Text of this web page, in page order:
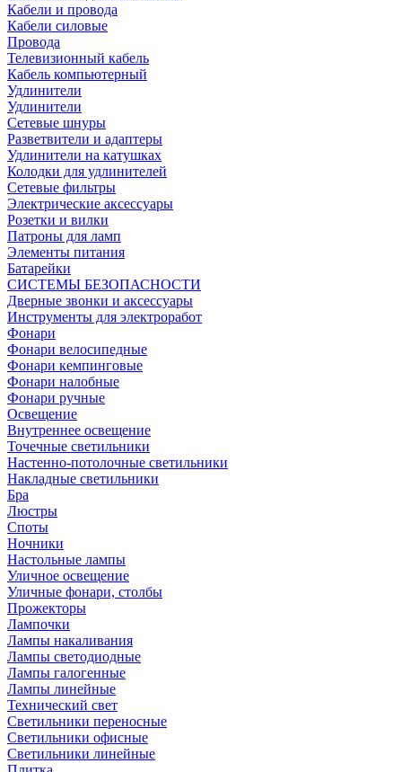
Кабели и провода
Кабели силовые
Провода
Телевизионный кабель
Кабель компьютерный
Удлинители
Удлинители
Сетевые шнуры
Разветвители и адаптеры
Удлинители на катушках
Колодки для удлинителей
Сетевые фильтры
Электрические аксессуары
Розетки и вилки
Патроны для ламп
Элементы питания
Батарейки
СИСТЕМЫ БЕЗОПАСНОСТИ
Дверные звонки и аксессуары
Инструменты для электроработ
Фонари
Фонари велосипедные
Фонари кемпинговые
Фонари налобные
Фонари ручные
Освещение
Внутреннее освещение
Точечные светильники
Настенно-потолочные светильники
Накладные светильники
Бра
Люстры
Споты
Ночники
Настольные лампы
Уличное освещение
Уличные фонари, столбы
Прожекторы
Лампочки
Лампы накаливания
Лампы светодиодные
Лампы галогенные
Лампы линейные
Технический свет
Светильники переносные
Светильники офисные
Светильники линейные